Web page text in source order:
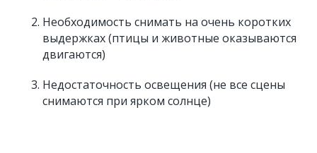
Необходимость снимать на очень коротких
выдержках (птицы и животные оказываются
двигаются)
Недостаточность освещения (не все сцены
снимаются при ярком солнце)